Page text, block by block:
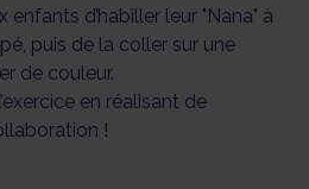
enfants d’habiller leur "Nana" à
puis de la coller sur une
de couleur.
en réalisant de
!